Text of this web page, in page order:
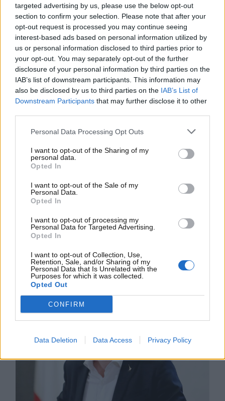
targeted advertising by us, please use the below opt-out
section to confirm your selection. Please note that after your
opt-out request is processed you may continue seeing
interest-based ads based on personal information utilized by
us or personal information disclosed to third parties prior to
your opt-out. You may separately opt-out of the further
disclosure of your personal information by third parties on the
IAB’s list of downstream participants. This information may
also be disclosed by us to third parties on the IAB’s List of
Downstream Participants that may further disclose it to other
Personal Data Processing Opt Outs
I want to opt-out of the Sharing of my
personal data.
Opted In
I want to opt-out of the Sale of my
Personal Data.
Opted In
I want to opt-out of processing my
Personal Data for Targeted Advertising.
Opted In
I want to opt-out of Collection, Use,
Retention, Sale, and/or Sharing of my
Personal Data that Is Unrelated with the
Purposes for which it was collected.
Opted Out
CONFIRM
Data Deletion Data Access Privacy Policy
Nelle ultime settimane, però, si stanno
intensificando le polemiche. E c’è chi – come il
MinistroMatteo Salvini – chiede a gran voceuna
proroga per il blocco delle auto Euro 5 diesel
previsto per il prossimo 1° ottobre.
Matteo Salvini si oppone allo
stop alla circolazione delle
vetture diesel Euro 5: le sue
parole ufficiali
Matteo Salvinisi sta facendo sentire da parecchie
settimane su questo argomento. Ecco le sue ultime
dichiarazioni a riguardo rilasciate all’Ansa: “
Sto
facendo di tutto per evitarlo, sono fiducioso.
Non è il
cambiare auto. Puntiamo a rimandare la discussione al
31 dicembre 2026
, perché non si possono risolvere i
lavoratori dal primo ottobre“.